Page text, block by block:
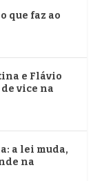
que faz ao
e Flávio
vice na
a lei muda,
na